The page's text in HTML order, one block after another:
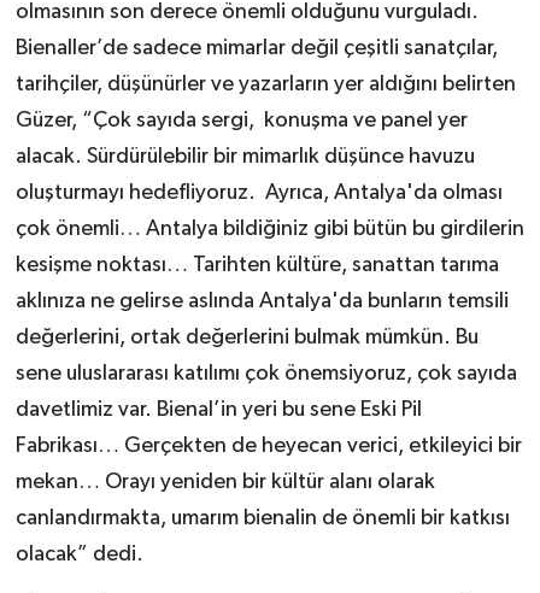
olmasının son derece önemli olduğunu vurguladı.
Bienaller’de sadece mimarlar değil çeşitli sanatçılar,
tarihçiler, düşünürler ve yazarların yer aldığını belirten
Güzer, “Çok sayıda sergi, konuşma ve panel yer
alacak. Sürdürülebilir bir mimarlık düşünce havuzu
oluşturmayı hedefliyoruz. Ayrıca, Antalya'da olması
çok önemli… Antalya bildiğiniz gibi bütün bu girdilerin
kesişme noktası… Tarihten kültüre, sanattan tarıma
aklınıza ne gelirse aslında Antalya'da bunların temsili
değerlerini, ortak değerlerini bulmak mümkün. Bu
sene uluslararası katılımı çok önemsiyoruz, çok sayıda
davetlimiz var. Bienal’in yeri bu sene Eski Pil
Fabrikası… Gerçekten de heyecan verici, etkileyici bir
mekan… Orayı yeniden bir kültür alanı olarak
canlandırmakta, umarım bienalin de önemli bir katkısı
olacak” dedi.